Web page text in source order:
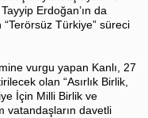
Erdoğan’ın da
Türkiye” süreci
vurgu yapan Kanlı, 27
olan “Asırlık Birlik,
İçin Milli Birlik ve
vatandaşların davetli